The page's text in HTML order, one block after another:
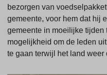
bezorgen van
gemeente, voor hem dat hij
gemeente in moeilijke tijden
mogelijkheid om de leden
te gaan terwijl het land weer